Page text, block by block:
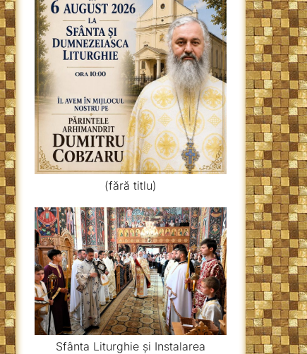
(fără titlu)
Sfânta Liturghie și Instalarea